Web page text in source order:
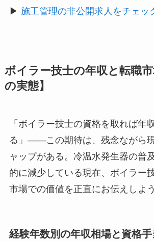
▶ 施工管理の非公開求人をチェッ
ボイラー技士の年収と転職
の実態】
「ボイラー技士の資格を取れば年
る」——この期待は、残念ながら
ャップがある。冷温水発生器の普
的に減少している現在、ボイラー
市場での価値を正直にお伝えしよう
経験年数別の年収相場と資格手